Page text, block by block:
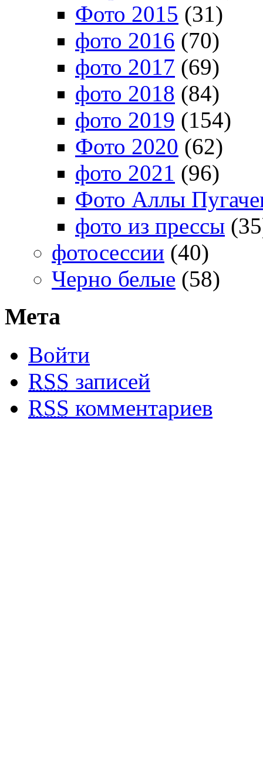
Фото 2015 (31)
фото 2016 (70)
фото 2017 (69)
фото 2018 (84)
фото 2019 (154)
Фото 2020 (62)
фото 2021 (96)
Фото Аллы
фото из прессы
фотосессии (40)
Черно белые (58)
Мета
Войти
RSS записей
RSS комментариев